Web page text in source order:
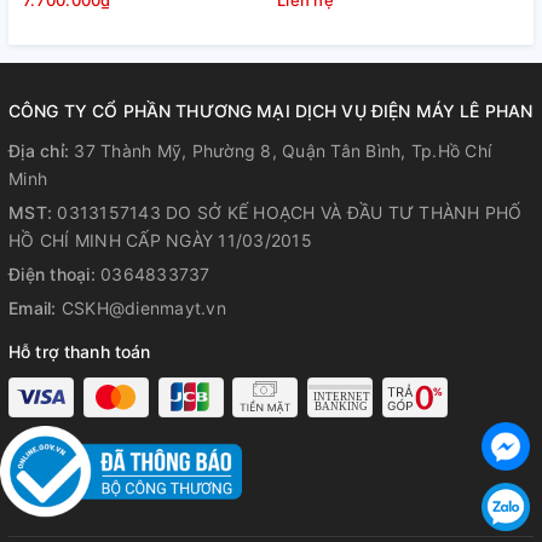
*Hình ảnh chỉ mang tính chất minh họa cho sản phẩm
Tái tạo màu sắc và chi tiết, nâng
cao độ tương phản với công nghệ
Active HDR, HDR10 Pro và HDR
Dynamic Tone Mapping
Tivi được hỗ trợ các định dạng HDR như HDR10 Pro, HDR
Dynamic Tone Mapping, HLG và Active HDR giúp cải thiện
mà không làm thay đổi các đặc tính nguyên bản. Nhờ đó,
khung hình trở nên sống động hơn, chân thực đến từng chi
tiết.
CÔNG TY CỔ PHẦN THƯƠNG MẠI DỊCH VỤ ĐIỆN MÁY LÊ PHAN
Địa chỉ: 37 Thành Mỹ, Phường 8, Quận Tân Bình, Tp.Hồ Chí
Minh
MST: 0313157143 DO SỞ KẾ HOẠCH VÀ ĐẦU TƯ THÀNH PHỐ
HỒ CHÍ MINH CẤP NGÀY 11/03/2015
Điện thoại: 0364833737
Email: CSKH@dienmayt.vn
Hỗ trợ thanh toán